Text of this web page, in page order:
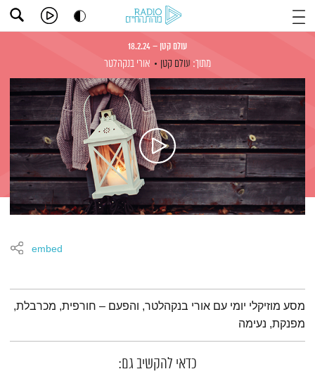
עולם קטן – 18.2.24
מתוך: עולם קטן אורי בנקהלטר
embed
תמצית הפודקאסט
מסע מוזיקלי יומי עם אורי בנקהלטר, והפעם – חורפית, מכרבלת,
מפנקת, נעימה
כדאי להקשיב גם: